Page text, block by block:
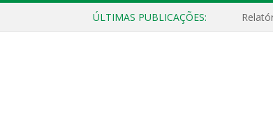
ÚLTIMAS PUBLICAÇÕES: